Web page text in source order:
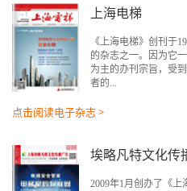
上海电梯
《上海电梯》创刊于
的杂志之一。因为它
为主的办刊宗旨，受
者的...
点击阅读电子杂志 >
埃略凡特文化传
2009年1月创办了《